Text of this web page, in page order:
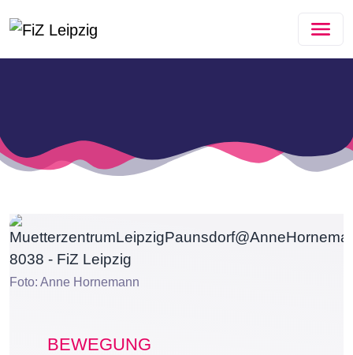
Foto: Anne Hornemann
BEWEGUNG